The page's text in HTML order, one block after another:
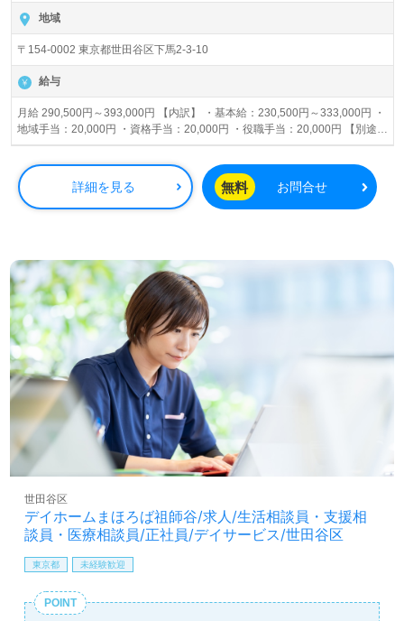
地域
〒154-0002 東京都世田谷区下馬2-3-10
給与
月給 290,500円～393,000円 【内訳】 ・基本給：230,500円～333,000円 ・
地域手当：20,000円 ・資格手当：20,000円 ・役職手当：20,000円 【別途支
給】 ・夜間コール手当：1,000円/回 ・住宅手当：10,000円～18,100円/月 ・
家族手当：配偶者10,000円/月、子供2,000円/月 ・年末年始手当：1,500円/
回(12月31日～1月3日の期間) 賞与あり 昇給あり
詳細を見る 無料 お問合せ
デイホームまほろば祖師谷/求人/生活相談員・支援相
談員・医療相談員/正社員/デイサービス/世田谷区
世田谷区
東京都 未経験歓迎
POINT